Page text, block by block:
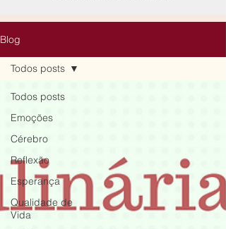
Blog
Todos posts
Emoções
Cérebro
Reflexão
Esperança
Qualidade de
Vida
Todos posts